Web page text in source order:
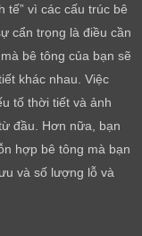
tế” vì các cấu trúc bê
cẩn trọng là điều cần
bê tông của bạn sẽ
khác nhau. Việc
tố thời tiết và ảnh
đầu. Hơn nữa, bạn
hợp bê tông mà bạn
và số lượng lỗ và